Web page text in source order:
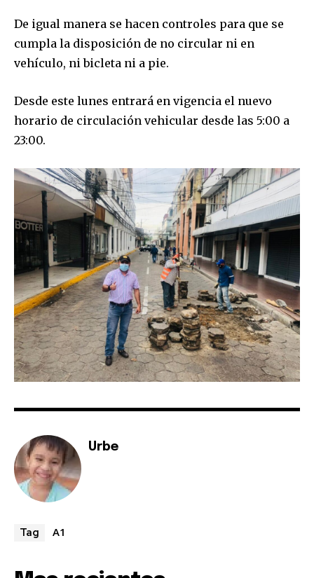
conversation.
To subscribe, simply enter your email address on our website
or click the subscribe button below. Don't worry, we respect
your privacy and won't spam your inbox. Your information is
De igual manera se hacen controles para que se
cumpla la disposición de no circular ni en
vehículo, ni bicleta ni a pie.
Desde este lunes entrará en vigencia el nuevo
horario de circulación vehicular desde las 5:00 a
23:00.
Urbe
Tag A1